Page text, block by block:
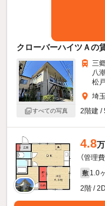
クローバーハイツＡの
すべての写真
三
八
松
埼
2階建 /
4.8
（管理
敷 1.0
2階 /